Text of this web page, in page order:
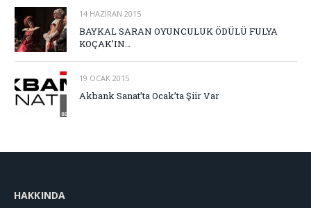
14 HAZIRAN 2015
BAYKAL SARAN OYUNCULUK ÖDÜLÜ FULYA
KOÇAK’IN…
19 OCAK 2015
Akbank Sanat’ta Ocak’ta Şiir Var
HAKKINDA